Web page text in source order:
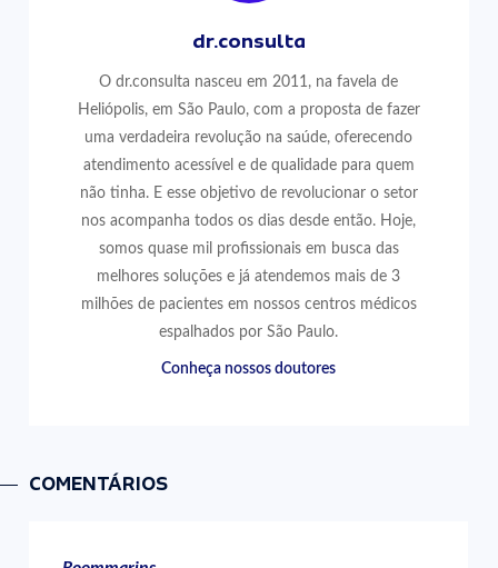
dr.consulta
O dr.consulta nasceu em 2011, na favela de
Heliópolis, em São Paulo, com a proposta de fazer
uma verdadeira revolução na saúde, oferecendo
atendimento acessível e de qualidade para quem
não tinha. E esse objetivo de revolucionar o setor
nos acompanha todos os dias desde então. Hoje,
somos quase mil profissionais em busca das
melhores soluções e já atendemos mais de 3
milhões de pacientes em nossos centros médicos
espalhados por São Paulo.
Conheça nossos doutores
COMENTÁRIOS